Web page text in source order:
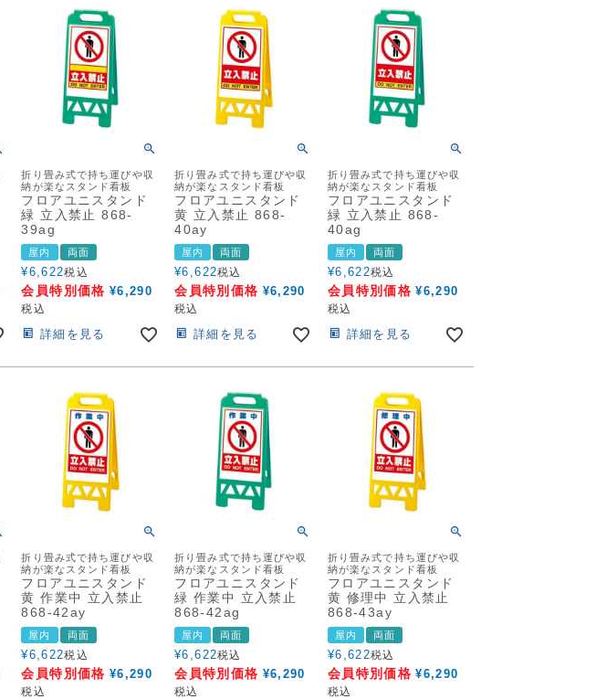
折り畳み式で持ち運びや収
納が楽なスタンド看板
フロアユニスタンド
緑 立入禁止 868-
39ag
屋内 両面
¥6,622税込
会員特別価格 ¥6,290
税込
詳細を見る
折り畳み式で持ち運びや収
納が楽なスタンド看板
フロアユニスタンド
黄 立入禁止 868-
40ay
屋内 両面
¥6,622税込
会員特別価格 ¥6,290
税込
詳細を見る
折り畳み式で持ち運びや収
納が楽なスタンド看板
フロアユニスタンド
緑 立入禁止 868-
40ag
屋内 両面
¥6,622税込
会員特別価格 ¥6,290
税込
詳細を見る
折り畳み式で持ち運びや収
納が楽なスタンド看板
フロアユニスタンド
黄 作業中 立入禁止
868-42ay
屋内 両面
¥6,622税込
会員特別価格 ¥6,290
税込
折り畳み式で持ち運びや収
納が楽なスタンド看板
フロアユニスタンド
緑 作業中 立入禁止
868-42ag
屋内 両面
¥6,622税込
会員特別価格 ¥6,290
税込
折り畳み式で持ち運びや収
納が楽なスタンド看板
フロアユニスタンド
黄 修理中 立入禁止
868-43ay
屋内 両面
¥6,622税込
会員特別価格 ¥6,290
税込